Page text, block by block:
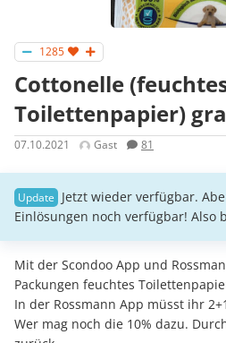
1285
Cottonelle
Toilettenpapier)
07.10.2021 Gast 81
Jetzt wieder verfügbar.
Einlösungen noch verfügbar! Also
Mit der Scondoo App und
Packungen feuchtes
In der Rossmann App müsst ihr
Wer mag noch die 10% dazu.